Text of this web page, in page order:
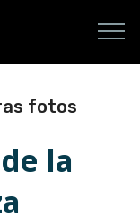
fotos
la